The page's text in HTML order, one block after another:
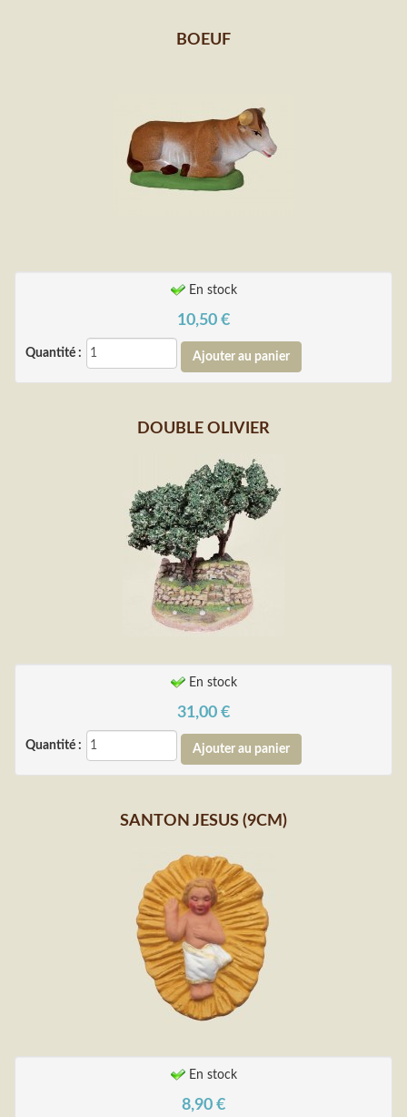
BOEUF
En stock
10,50 €
Quantité :
DOUBLE OLIVIER
En stock
31,00 €
Quantité :
SANTON JESUS (9CM)
En stock
8,90 €